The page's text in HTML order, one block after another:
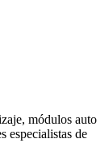
módulos auto
especialistas de